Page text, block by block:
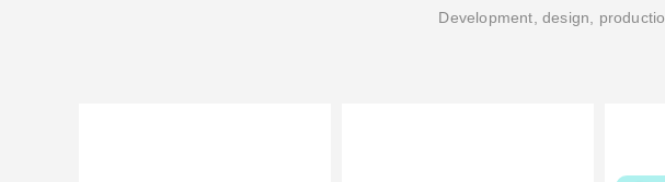
Development, design,